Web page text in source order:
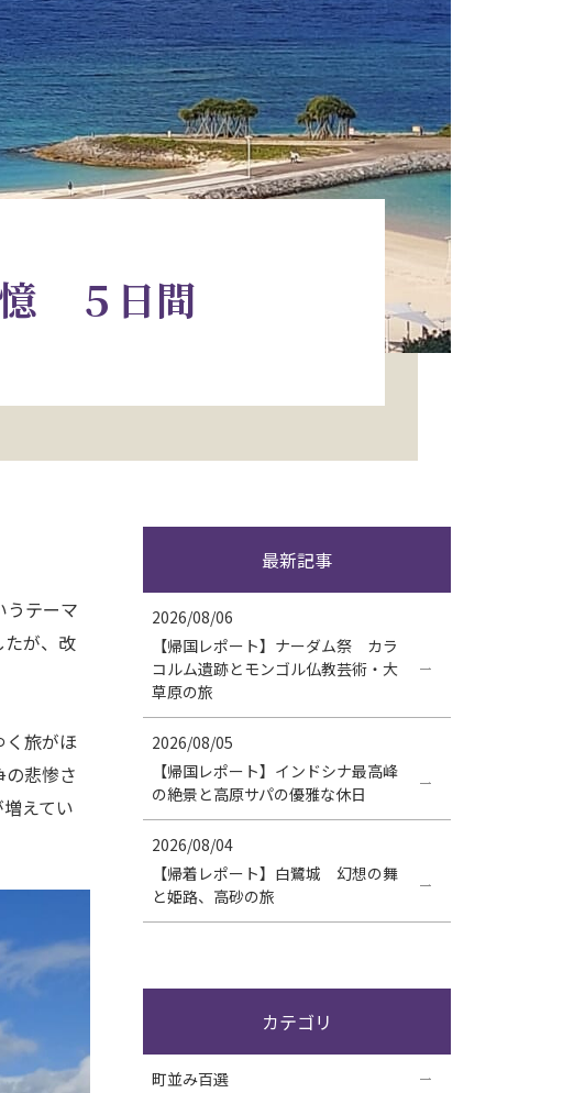
憶 ５日間
うテーマ
が、改
く旅がほ
悲惨さ
えてい
最新記事
2026/08/06
【帰国レポート】ナーダム祭 カラ
コルム遺跡とモンゴル仏教芸術・大
草原の旅
2026/08/05
【帰国レポート】インドシナ最高峰
の絶景と高原サパの優雅な休日
2026/08/04
【帰着レポート】白鷺城 幻想の舞
と姫路、高砂の旅
カテゴリ
町並み百選